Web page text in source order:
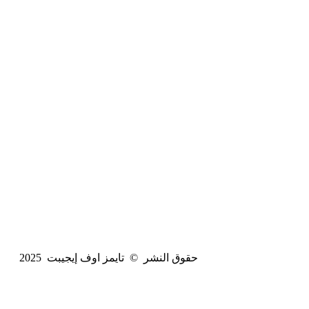
حقوق النشر © تايمز اوف إيجيبت 2025